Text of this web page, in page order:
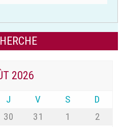
2026
J V S
D
30 31 1
2